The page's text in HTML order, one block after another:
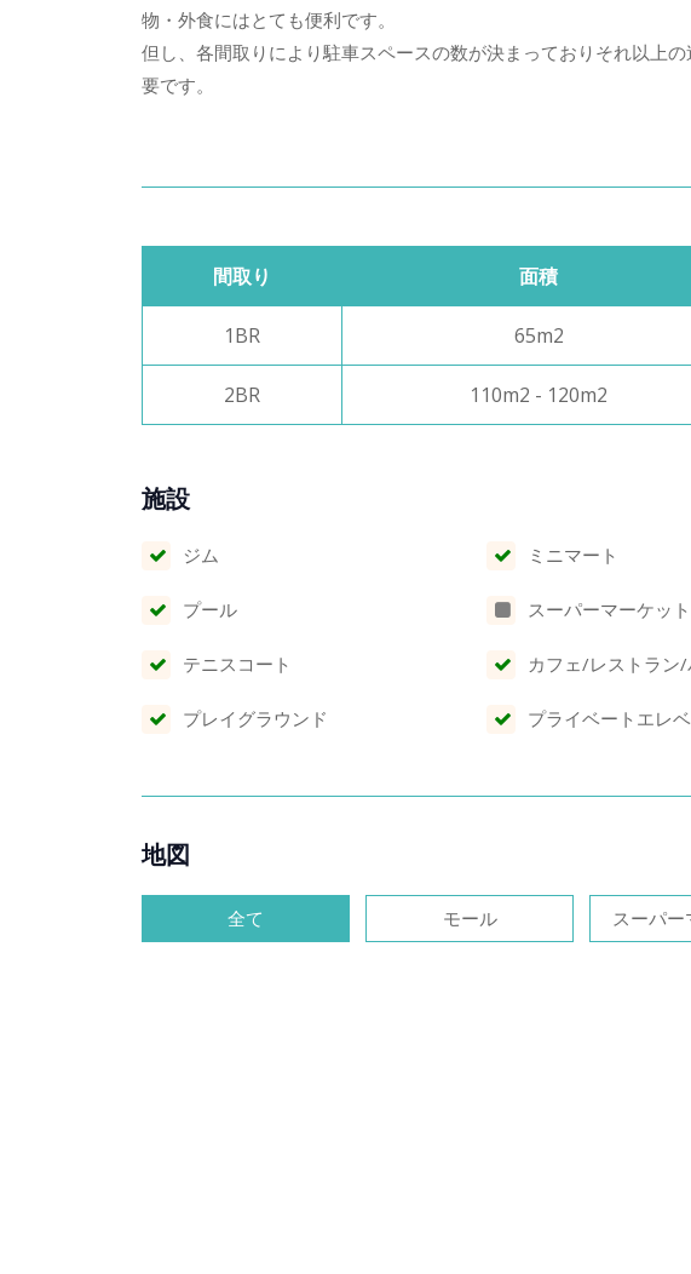
物・外食にはとても便利です。
但し、各間取りにより駐車スペースの数が決まっておりそれ以上
要です。
間取り 面積
1BR 65m2
2BR 110m2 - 120m2
施設
ジム
プール
テニスコート
プレイグラウンド
ミニマート
スーパーマーケット
カフェ/レストラン/
プライベートエレ
地図
全て モール スーパー